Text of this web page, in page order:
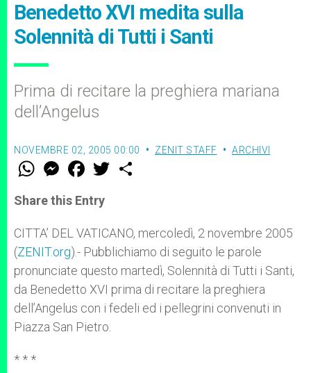
Benedetto XVI medita sulla
Solennità di Tutti i Santi
Prima di recitare la preghiera mariana
dell’Angelus
NOVEMBRE 02, 2005 00:00 ZENIT STAFF ARCHIVI
W
t
s
p
p
M
e
s
e
g
e
r
F
a
e
b
o
k
w
r
Share this Entry
CITTA’ DEL VATICANO, mercoledì, 2 novembre 2005
(ZENIT.org).- Pubblichiamo di seguito le parole
pronunciate questo martedì, Solennità di Tutti i Santi,
da Benedetto XVI prima di recitare la preghiera
dell’Angelus con i fedeli ed i pellegrini convenuti in
Piazza San Pietro.
* * *